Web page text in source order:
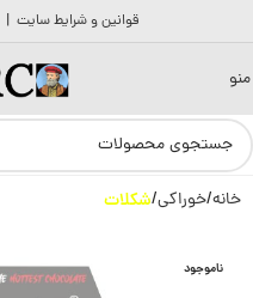
قوانین و شرایط سایت |
منو
خانه خوراکی شکلات
ناموجود